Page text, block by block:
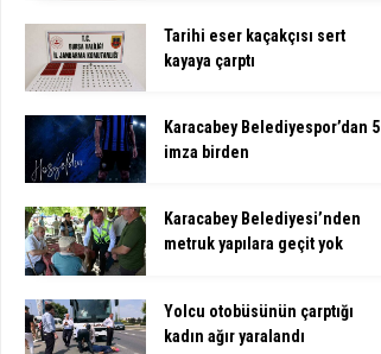
Tarihi eser kaçakçısı sert
kayaya çarptı
Karacabey Belediyespor’dan 5
imza birden
Karacabey Belediyesi’nden
metruk yapılara geçit yok
Yolcu otobüsünün çarptığı
kadın ağır yaralandı